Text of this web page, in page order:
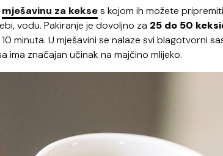
mješavinu za kekses kojom ih možete
vodu. Pakiranje je dovoljno za 25 do 50
minuta. U mješavini se nalaze svi blagotvorni
značajan učinak na majčino mlijeko.